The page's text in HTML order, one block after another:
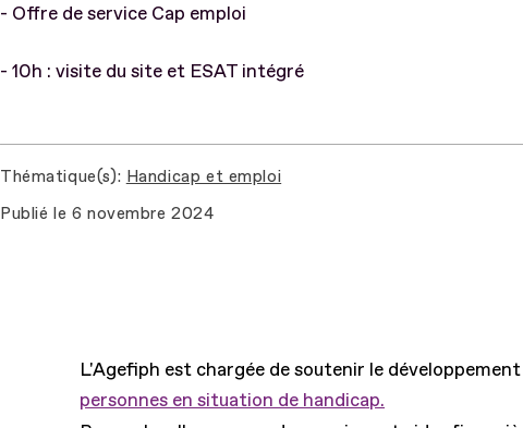
- Offre de service Cap emploi
- 10h : visite du site et ESAT intégré
Thématique(s) Handicap et emploi
Publié le 6 novembre 2024
L'Agefiph est chargée de soutenir le
personnes en situation de handicap.